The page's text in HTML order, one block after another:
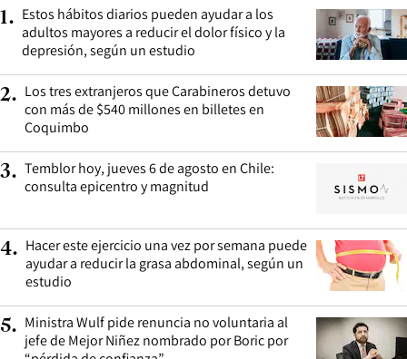
1. Estos hábitos diarios pueden ayudar a los
adultos mayores a reducir el dolor físico y la
depresión, según un estudio
2. Los tres extranjeros que Carabineros detuvo
con más de $540 millones en billetes en
Coquimbo
3. Temblor hoy, jueves 6 de agosto en Chile:
consulta epicentro y magnitud
4. Hacer este ejercicio una vez por semana puede
ayudar a reducir la grasa abdominal, según un
estudio
5. Ministra Wulf pide renuncia no voluntaria al
jefe de Mejor Niñez nombrado por Boric por